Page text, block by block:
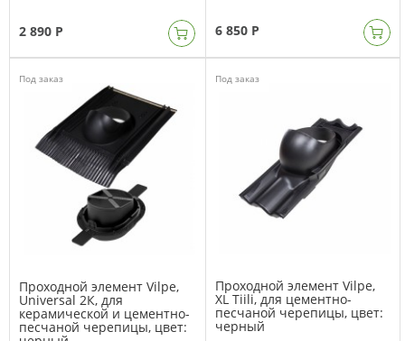
2 890 Р 6 850 Р
Под заказ
Проходной элемент Vilpe,
Universal 2К, для
керамической и цементно-
песчаной черепицы, цвет:
Под заказ
Проходной элемент Vilpe,
XL Tiili, для цементно-
песчаной черепицы, цвет:
черный